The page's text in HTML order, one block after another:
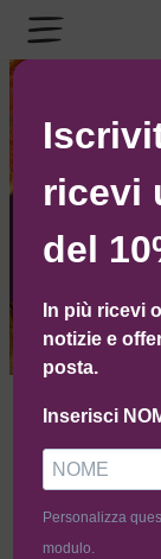
ricevi
del
In più ricevi
notizie e
posta.
Inserisci
Personalizza
modulo.
Prodotti
di
-7%